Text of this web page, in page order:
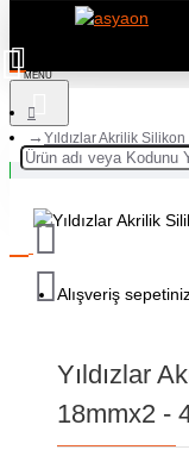
Alışveriş
Yıldızlar Akrilik
Yıldızlar
18mmx2 -